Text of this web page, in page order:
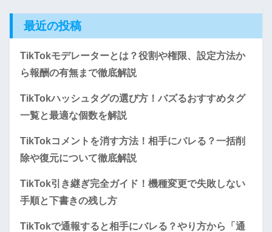
最近の投稿
TikTokモデレーターとは？役割や権限、設定方法か
ら報酬の有無まで徹底解説
TikTokハッシュタグの選び方！バズるおすすめタグ
一覧と最適な個数を解説
TikTokコメントを消す方法！相手にバレる？一括削
除や復元について徹底解説
TikTok引き継ぎ完全ガイド！機種変更で失敗しない
手順と下書きの残し方
TikTokで通報すると相手にバレる？やり方から「通